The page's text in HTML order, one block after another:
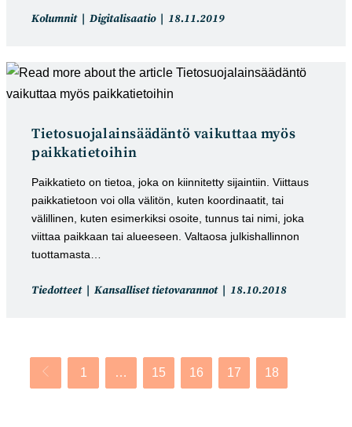
Artikkelin
Kolumnit Digitalisaatio
Artikkeli
18.11.2019
Tietosuojalainsäädäntö vaikuttaa myös
paikkatietoihin
Paikkatieto on tietoa, joka on kiinnitetty sijaintiin. Viittaus
paikkatietoon voi olla välitön, kuten koordinaatit, tai
välillinen, kuten esimerkiksi osoite, tunnus tai nimi, joka
viittaa paikkaan tai alueeseen. Valtaosa julkishallinnon
tuottamasta…
Artikkelin
Tiedotteet Kansalliset tietovarannot
Artikkeli
18.10.2018
Siirry edelliselle sivulle
1 … 15 16 17 18